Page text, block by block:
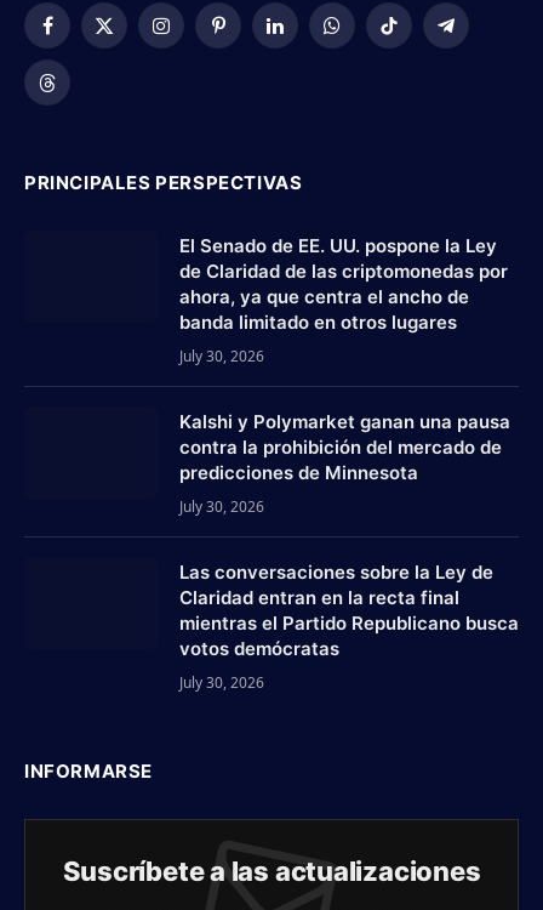
Facebook
X
InstagramPinterestLinkedInWhatsApp
TikTok Telegram
Threads
PRINCIPALES PERSPECTIVAS
El Senado de EE. UU. pospone la Ley
de Claridad de las criptomonedas por
ahora, ya que centra el ancho de
banda limitado en otros lugares
July 30, 2026
Kalshi y Polymarket ganan una pausa
contra la prohibición del mercado de
predicciones de Minnesota
July 30, 2026
Las conversaciones sobre la Ley de
Claridad entran en la recta final
mientras el Partido Republicano busca
votos demócratas
July 30, 2026
INFORMARSE
Suscríbete a las actualizaciones